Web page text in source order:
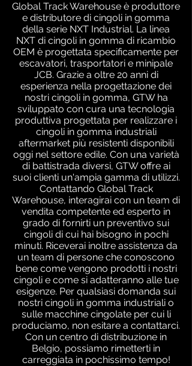
Global Track Warehouse è produttore
e distributore di cingoli in gomma
della serie NXT Industrial. La linea
NXT di cingoli in gomma di ricambio
OEM è progettata specificamente per
escavatori, trasportatori e minipale
JCB. Grazie a oltre 20 anni di
esperienza nella progettazione dei
nostri cingoli in gomma, GTW ha
sviluppato con cura una tecnologia
produttiva progettata per realizzare i
cingoli in gomma industriali
aftermarket più resistenti disponibili
oggi nel settore edile. Con una varietà
di battistrada diversi, GTW offre ai
suoi clienti un'ampia gamma di utilizzi.
Contattando Global Track
Warehouse, interagirai con un team di
vendita competente ed esperto in
grado di fornirti un preventivo sui
cingoli di cui hai bisogno in pochi
minuti. Riceverai inoltre assistenza da
un team di persone che conoscono
bene come vengono prodotti i nostri
cingoli e come si adatteranno alle tue
esigenze. Per qualsiasi domanda sui
nostri cingoli in gomma industriali o
sulle macchine cingolate per cui li
produciamo, non esitare a contattarci.
Con un centro di distribuzione in
Belgio, possiamo rimetterti in
carreggiata in pochissimo tempo!